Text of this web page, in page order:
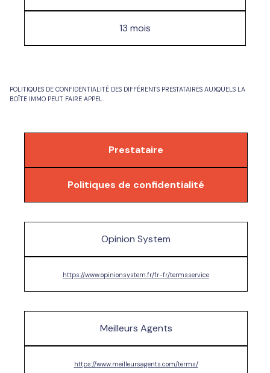
13 mois
POLITIQUES DE CONFIDENTIALITÉ DES DIFFÉRENTS PRESTATAIRES AUXQUELS LA
BOÎTE IMMO PEUT FAIRE APPEL.
Prestataire
Politiques de confidentialité
Opinion System
https://www.opinionsystem.fr/fr-fr/termsservice
Meilleurs Agents
https://www.meilleursagents.com/terms/